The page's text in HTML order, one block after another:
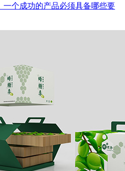
一个成功的产品必须具备哪些要